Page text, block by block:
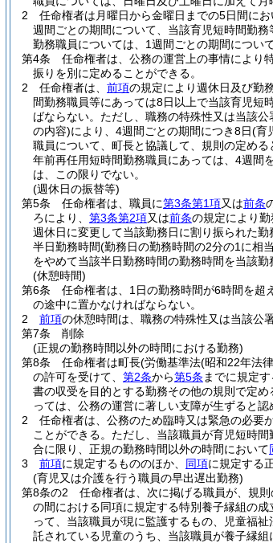
2
任命権者は月曜日から金曜日までの5日間に
週間ごとの期間について、当該育児短時間勤
勤務職員については、1週間ごとの期間につい
第4条
任命権者は、公務の運営上の事情により
振りを別に定めることができる。
2
任命権者は、 前項の規定により週休日及び勤
間勤務職員等にあっては8日以上で当該育児短
ばならない。 ただし、職務の特殊性又は当該公
の内容)により、4週間ごとの期間につき8日(育
職員について、町長と協議して、規則の定め
年前再任用短時間勤務職員にあっては、4週間
は、この限りでない。
(週休日の振替等)
第5条
任命権者は、職員に第3条第1項又は前条
ろにより、 第3条第2項又は前条の規定により
週休日に変更して当該勤務日に割り振られた
半日勤務時間(勤務日の勤務時間の2分の1に相
をやめて当該半日勤務時間の勤務時間を当該
(休憩時間)
第6条
任命権者は、1日の勤務時間が6時間を超
の途中に置かなければならない。
2
前項の休憩時間は、職務の特殊性又は当該公
第7条
削除
(正規の勤務時間以外の時間における勤務)
第8条
任命権者は町長(労働基準法(昭和22年法
の許可を受けて、 第2条から第5条 までに規定
書の収受を目的とする勤務その他の規則で定
っては、公務の運営に著しい支障が生ずると
2
任命権者は、公務のため臨時又は緊急の必要
ことができる。 ただし、当該職員が育児短時
合に限り、正規の勤務時間以外の時間において
3
前項に規定するもののほか、 同項に規定する
(育児又は介護を行う職員の早出遅出勤務)
第8条の2
任命権者は、次に掲げる職員が、規
の間における同項に規定する特別養子縁組の
って、当該職員が現に監護するもの、児童福祉
託されている児童のうち、当該職員が養子縁